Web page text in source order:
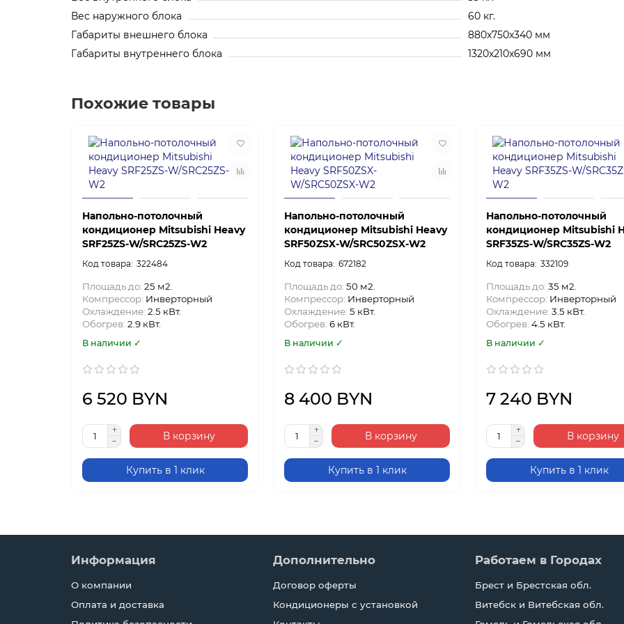
Вес наружного блока
60 кг.
Габариты внешнего блока
880x750x340 мм
Габариты внутреннего блока
1320x210x690 мм
Похожие товары
Напольно-потолочный
кондиционер Mitsubishi Heavy
SRF25ZS-W/SRC25ZS-W2
322484
Площадь до: 25 м2.
Компрессор: Инверторный
Охлаждение: 2.5 кВт.
Обогрев: 2.9 кВт.
В наличии ✓
6 520 BYN
В корзину
Купить в 1 клик
Напольно-потолочный
кондиционер Mitsubishi Heavy
SRF50ZSX-W/SRC50ZSX-W2
672182
Площадь до: 50 м2.
Компрессор: Инверторный
Охлаждение: 5 кВт.
Обогрев: 6 кВт.
В наличии ✓
8 400 BYN
В корзину
Купить в 1 клик
Напольно-потолочный
кондиционер Mitsubishi
SRF35ZS-W/SRC35ZS-W2
332109
Площадь до: 35 м2.
Компрессор: Инверторный
Охлаждение: 3.5 кВт.
Обогрев: 4.5 кВт.
В наличии ✓
7 240 BYN
В корзину
Купить в 1 клик
Информация
О компании
Оплата и доставка
Дополнительно
Договор оферты
Кондиционеры с установкой
Работаем в Городах
Брест и Брестская обл.
Витебск и Витебская обл.